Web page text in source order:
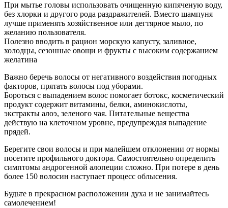
При мытье головы использовать очищенную кипяченую воду,
без хлорки и другого рода раздражителей. Вместо шампуня
лучше применять хозяйственное или дегтярное мыло, по
желанию пользователя.
Полезно вводить в рацион морскую капусту, заливное,
холодцы, сезонные овощи и фрукты с высоким содержанием
желатина
Важно беречь волосы от негативного воздействия погодных
факторов, прятать волосы под уборами.
Бороться с выпадением волос помогает ботокс, косметический
продукт содержит витамины, белки, аминокислоты,
экстракты алоэ, зеленого чая. Питательные вещества
действую на клеточном уровне, предупреждая выпадение
прядей.
Берегите свои волосы и при малейшем отклонении от нормы
посетите профильного доктора. Самостоятельно определить
симптомы андрогенной алопеции сложно. При потере в день
более 150 волосин наступает процесс облысения.
Будьте в прекрасном расположении духа и не занимайтесь
самолечением!